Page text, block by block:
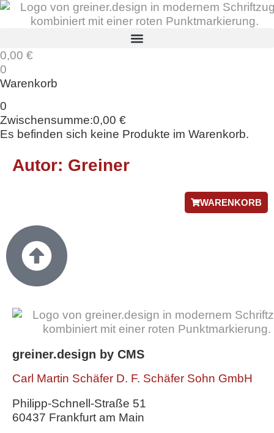
0,00 €
0
Warenkorb
0
Zwischensumme:0,00 €
Es befinden sich keine Produkte im Warenkorb.
Autor: Greiner
WARENKORB
greiner.design by CMS
Carl Martin Schäfer D. F. Schäfer Sohn GmbH
Philipp-Schnell-Straße 51
60437 Frankfurt am Main